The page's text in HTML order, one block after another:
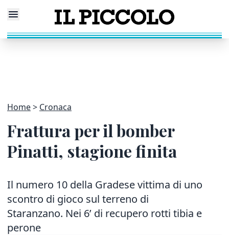
Home Cronaca
Frattura per il bomber
Pinatti, stagione finita
Il numero 10 della Gradese vittima di uno
scontro di gioco sul terreno di
Staranzano. Nei 6’ di recupero rotti tibia e
perone